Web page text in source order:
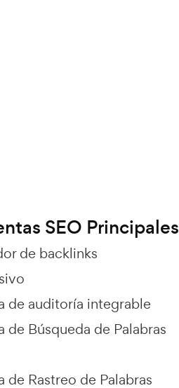
SEO Principales
de backlinks
de auditoría integrable
de Búsqueda de Palabras
de Rastreo de Palabras